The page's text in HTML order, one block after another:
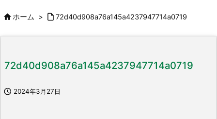
ホーム >  72d40d908a76a145a4237947714a0719
72d40d908a76a145a4237947714a0719
 2024年3月27日